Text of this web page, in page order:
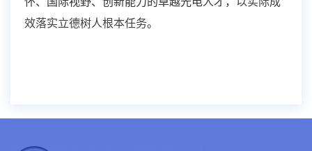
效落实立德树人根本任务。